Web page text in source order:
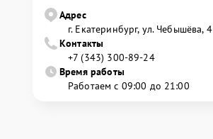
Адрес
г. Екатеринбург, ул. Чебышёва, 4
Контакты
+7 (343) 300-89-24
Время работы
Работаем с 09:00 до 21:00